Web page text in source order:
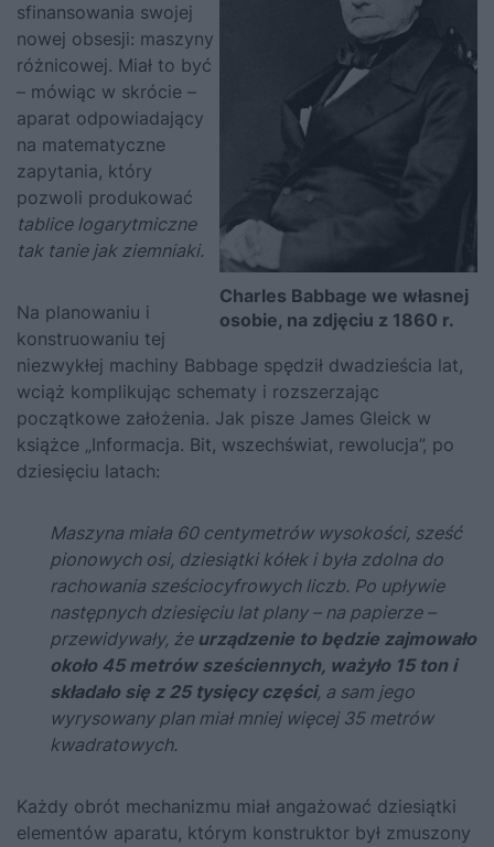
Charles Babbage we własnej
osobie, na zdjęciu z 1860 r.
sfinansowania swojej
nowej obsesji: maszyny
różnicowej. Miał to być
– mówiąc w skrócie –
aparat odpowiadający
na matematyczne
zapytania, który
pozwoli produkować
tablice logarytmiczne
tak tanie jak ziemniaki.
Na planowaniu i
konstruowaniu tej
niezwykłej machiny Babbage spędził dwadzieścia lat,
wciąż komplikując schematy i rozszerzając
początkowe założenia. Jak pisze James Gleick w
książce „Informacja. Bit, wszechświat, rewolucja”, po
dziesięciu latach:
Maszyna miała 60 centymetrów wysokości, sześć
pionowych osi, dziesiątki kółek i była zdolna do
rachowania sześciocyfrowych liczb. Po upływie
następnych dziesięciu lat plany – na papierze –
przewidywały, że urządzenie to będzie zajmowało
około 45 metrów sześciennych, ważyło 15 ton i
składało się z 25 tysięcy części, a sam jego
wyrysowany plan miał mniej więcej 35 metrów
kwadratowych.
Każdy obrót mechanizmu miał angażować dziesiątki
elementów aparatu, którym konstruktor był zmuszony